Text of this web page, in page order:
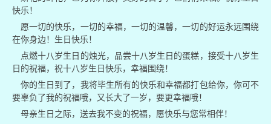
快乐！
愿一切的快乐，一切的幸福，一切的温馨，一切的好运永远围绕
在你身边！生日快乐！
点燃十八岁生日的烛光，品尝十八岁生日的蛋糕，接受十八岁生
日的祝福，祝十八岁生日快乐，幸福围绕！
你的生日到了，我将毕生所有的快乐和幸福都打包给你，你可不
要辜负了我的祝福哦，又长大了一岁，要更幸福哦！
母亲生日之际，送去我不变的祝福，愿快乐与您常相伴！